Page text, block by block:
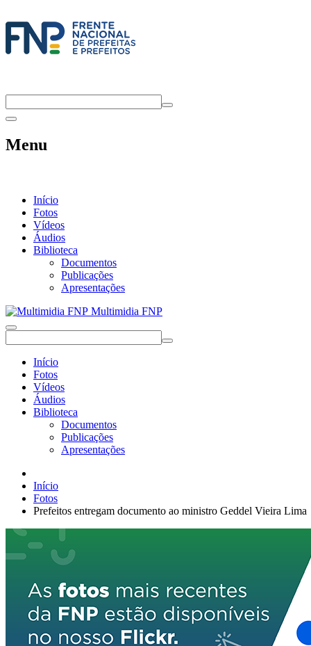
Menu
Início
Fotos
Vídeos
Áudios
Biblioteca
Documentos
Publicações
Apresentações
Multimidia FNP
Início
Fotos
Vídeos
Áudios
Biblioteca
Documentos
Publicações
Apresentações
Início
Fotos
Prefeitos entregam documento ao ministro Geddel Vieira Lima